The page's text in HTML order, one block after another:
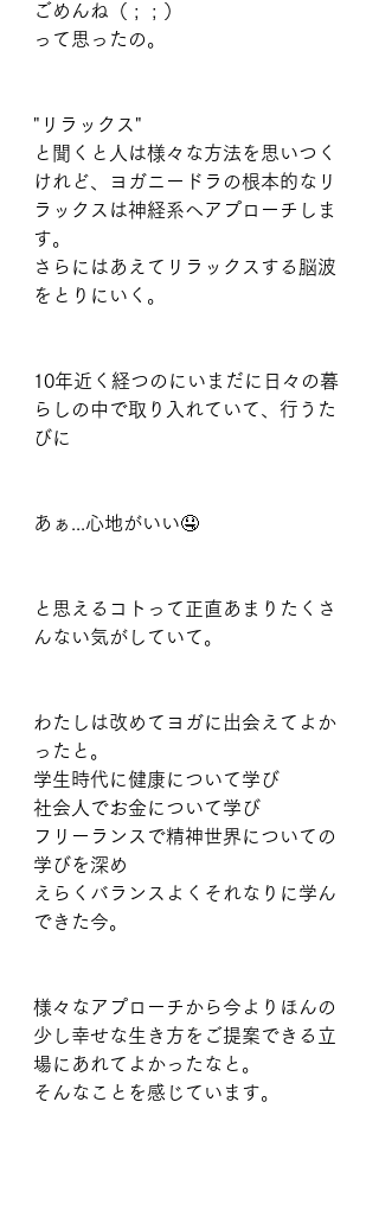
ごめんね（ ;  ; ）
って思ったの。
"リラックス"
と聞くと人は様々な方法を思いつく
けれど、ヨガニードラの根本的なリ
ラックスは神経系へアプローチしま
す。
さらにはあえてリラックスする脳波
をとりにいく。
10年近く経つのにいまだに日々の暮
らしの中で取り入れていて、行うた
びに
あぁ...心地がいい🤤
と思えるコトって正直あまりたくさ
んない気がしていて。
わたしは改めてヨガに出会えてよか
ったと。
学生時代に健康について学び
社会人でお金について学び
フリーランスで精神世界についての
学びを深め
えらくバランスよくそれなりに学ん
できた今。
様々なアプローチから今よりほんの
少し幸せな生き方をご提案できる立
場にあれてよかったなと。
そんなことを感じています。